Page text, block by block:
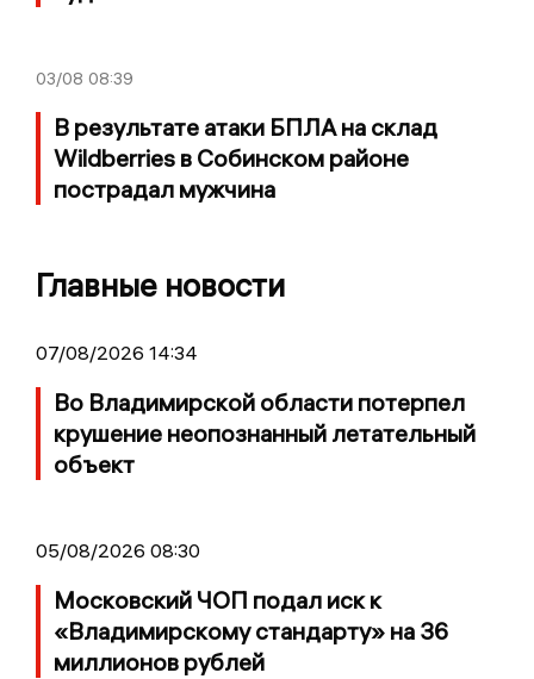
03/08 08:39
В результате атаки БПЛА на склад
Wildberries в Собинском районе
пострадал мужчина
Главные новости
07/08/2026 14:34
Во Владимирской области потерпел
крушение неопознанный летательный
объект
05/08/2026 08:30
Московский ЧОП подал иск к
«Владимирскому стандарту» на 36
миллионов рублей